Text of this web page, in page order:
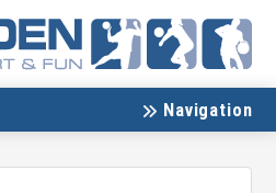
Navigation